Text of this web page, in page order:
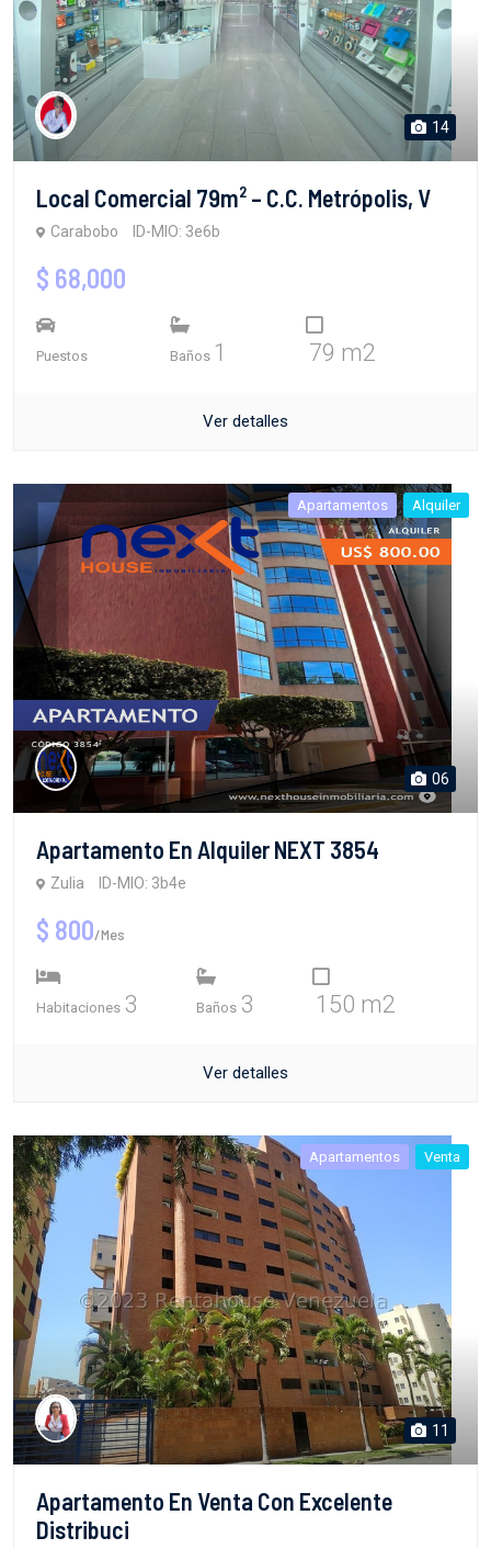
14
Local Comercial 79m² – C.C. Metrópolis, V
Carabobo ID-MIO: 3e6b
$ 68,000
Puestos Baños 1 79 m2
Ver detalles
Apartamentos Alquiler
06
Apartamento En Alquiler NEXT 3854
Zulia ID-MIO: 3b4e
$ 800/Mes
Habitaciones 3 Baños 3 150 m2
Ver detalles
Apartamentos Venta
11
Apartamento En Venta Con Excelente
Distribuci